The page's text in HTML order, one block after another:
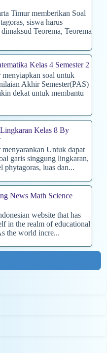
Timur memberikan Soal
siswa harus
Teorema, Teorema
Kelas 4 Semester 2
soal untuk
Akhir Semester(PAS)
dekat untuk membantu
Kelas 8 By
Untuk dapat
garis singgung lingkaran,
phytagoras, luas dan...
News Math Science
website that has
in the realm of educational
the world incre...